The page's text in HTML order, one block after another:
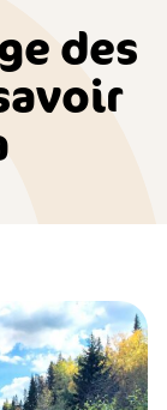
des
sur le pica